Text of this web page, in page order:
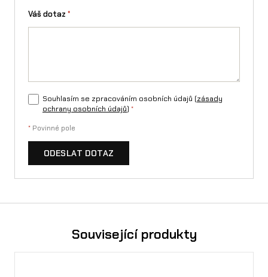
Váš dotaz *
Souhlasím se zpracováním osobních údajů (zásady
ochrany osobních údajů) *
* Povinné pole
ODESLAT DOTAZ
Související produkty